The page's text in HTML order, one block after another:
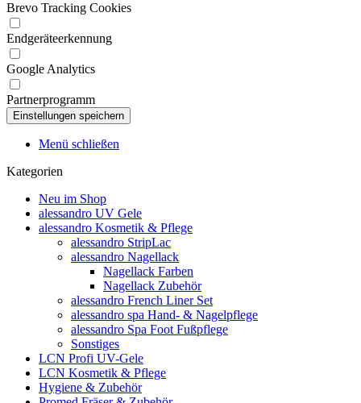
Brevo Tracking Cookies
Endgeräteerkennung
Google Analytics
Partnerprogramm
Menü schließen
Kategorien
Neu im Shop
alessandro UV Gele
alessandro Kosmetik & Pflege
alessandro StripLac
alessandro Nagellack
Nagellack Farben
Nagellack Zubehör
alessandro French Liner Set
alessandro spa Hand- & Nagelpflege
alessandro Spa Foot Fußpflege
Sonstiges
LCN Profi UV-Gele
LCN Kosmetik & Pflege
Hygiene & Zubehör